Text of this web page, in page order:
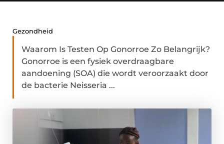
Gezondheid
Waarom Is Testen Op Gonorroe Zo Belangrijk?
Gonorroe is een fysiek overdraagbare
aandoening (SOA) die wordt veroorzaakt door
de bacterie Neisseria ...